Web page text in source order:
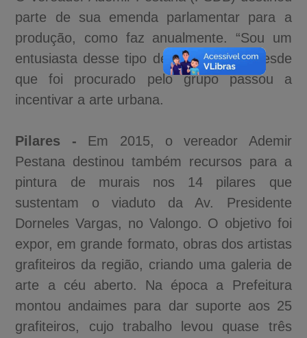
parte de sua emenda parlamentar para a
produção, como faz anualmente. “Sou um
entusiasta desse tipo de arte”, disse. Desde
que foi procurado pelo grupo passou a
incentivar a arte urbana.
Pilares - Em 2015, o vereador Ademir
Pestana destinou também recursos para a
pintura de murais nos 14 pilares que
sustentam o viaduto da Av. Presidente
Dorneles Vargas, no Valongo. O objetivo foi
expor, em grande formato, obras dos artistas
grafiteiros da região, criando uma galeria de
arte a céu aberto. Na época a Prefeitura
montou andaimes para dar suporte aos 25
grafiteiros, cujo trabalho levou quase três